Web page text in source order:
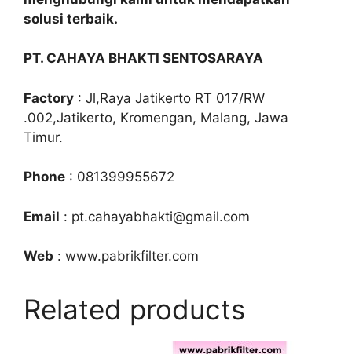
solusi terbaik.
PT. CAHAYA BHAKTI SENTOSARAYA
Factory : Jl,Raya Jatikerto RT 017/RW
.002,Jatikerto, Kromengan, Malang, Jawa
Timur.
Phone : 081399955672
Email : pt.cahayabhakti@gmail.com
Web : www.pabrikfilter.com
Related products